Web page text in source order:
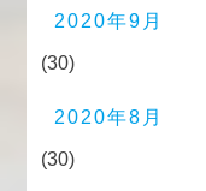
2020年9月
(30)
2020年8月
(30)